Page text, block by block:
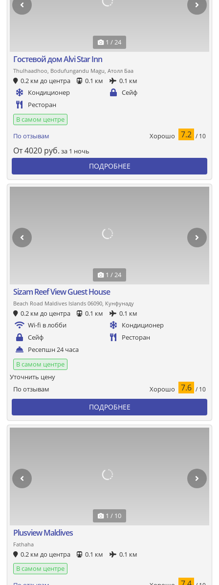
1 / 24
Гостевой дом Alvi Star Inn
Thulhaadhoo, Bodufungandu Magu, Атолл Баа
0.2 км до центра 0.1 км
0.1 км
Кондиционер
Сейф
Ресторан
В самом центре
По отзывам
Хорошо 7.2 / 10
От4020 руб. за 1 ночь
ПОДРОБНЕЕ
1 / 24
Sizam Reef View Guest House
Beach Road Maldives Islands 06090, Кунфунаду
0.2 км до центра 0.1 км
0.1 км
Wi-fi в лобби
Кондиционер
Сейф
Ресторан
Ресепшн 24 часа
В самом центре
По отзывам Хорошо 7.6 / 10
Уточнить цену
ПОДРОБНЕЕ
1 / 10
Plusview Maldives
Fathaha
0.2 км до центра 0.1 км
0.1 км
В самом центре